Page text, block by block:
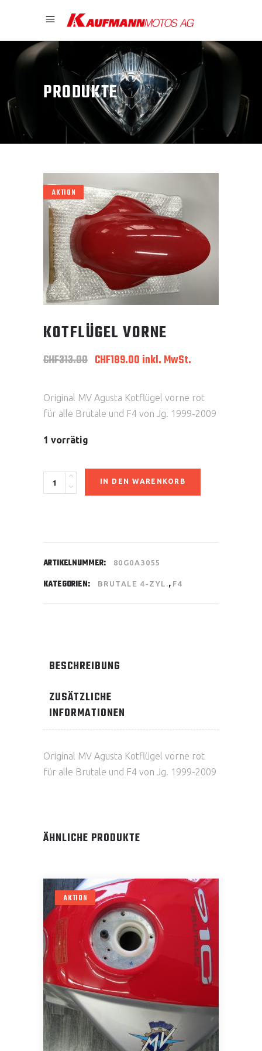
PRODUKTE
AKTION
KOTFLÜGEL VORNE
CHF313.00 Ursprünglicher
CHF313.00
CHF189.00 Aktueller
CHF189.00.
inkl. MwSt.
Original MV Agusta Kotflügel vorne rot
für alle Brutale und F4 von Jg. 1999-2009
1 vorrätig
Kotflügel
vorne
IN DEN WARENKORB
ARTIKELNUMMER: 80G0A3055
KATEGORIEN: BRUTALE 4-ZYL., F4
BESCHREIBUNG
ZUSÄTZLICHE
INFORMATIONEN
Original MV Agusta Kotflügel vorne rot
für alle Brutale und F4 von Jg. 1999-2009
ÄHNLICHE PRODUKTE
AKTION